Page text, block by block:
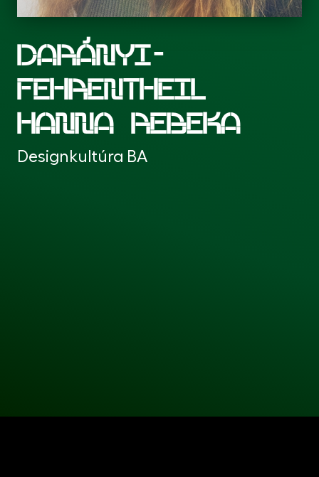
DARÁNYI-
FEHRENTHEIL
HANNA REBEKA
Designkultúra BA